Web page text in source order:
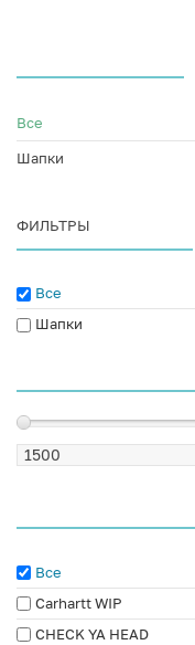
Все
Шапки
ФИЛЬТРЫ
Все
Шапки
Все
Carhartt WIP
CHECK YA HEAD